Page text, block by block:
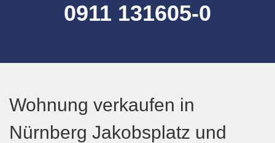
0911 131605-0
Wohnung verkaufen in
Nürnberg Jakobsplatz und